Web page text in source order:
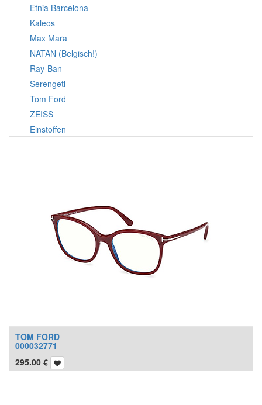
Etnia Barcelona
Kaleos
Max Mara
NATAN (Belgisch!)
Ray-Ban
Serengeti
Tom Ford
ZEISS
Einstoffen
TOM FORD
000032771
295.00 €